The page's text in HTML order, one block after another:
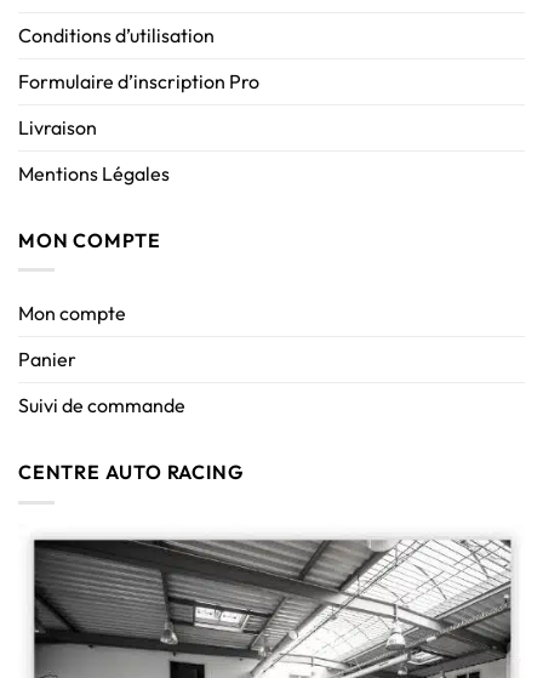
Conditions d’utilisation
Formulaire d’inscription Pro
Livraison
Mentions Légales
MON COMPTE
Mon compte
Panier
Suivi de commande
CENTRE AUTO RACING